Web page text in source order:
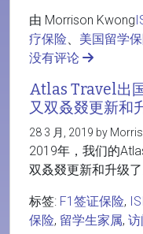
由 Morrison Kwong
疗保险、 美国留学
没有评论
Atlas Travel出
又双叒叕更新和
28 3 月, 2019 by
2019年，我们的
双叒叕更新和升级
标签: F1签证保险,
保险, 留学生家属,